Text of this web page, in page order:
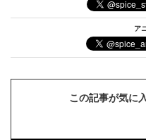
ア
この記事が気に